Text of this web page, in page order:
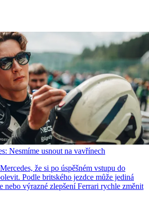
Nesmíme usnout na vavřínech
že si po úspěšném vstupu do
Podle britského jezdce může jediná
nebo výrazné zlepšení Ferrari rychle změnit